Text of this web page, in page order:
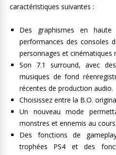
caractéristiques suivantes :
Des graphismes en
performances des consoles
personnages et cinématiques
Son 7.1 surround, avec
musiques de fond
récentes de production audio.
Choisissez entre la B.O.
Un nouveau mode
monstres et ennemis au
Des fonctions de
trophées PS4 et des